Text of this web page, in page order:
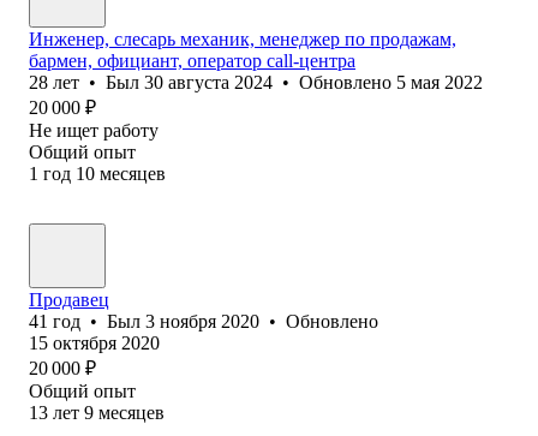
Инженер, слесарь механик, менеджер по продажам,
бармен, официант, оператор call-центра
28 лет • Был 30 августа 2024 • Обновлено 5 мая 2022
20 000 ₽
Не ищет работу
Общий опыт
1 год 10 месяцев
Продавец
41 год • Был 3 ноября 2020 • Обновлено
15 октября 2020
20 000 ₽
Общий опыт
13 лет 9 месяцев